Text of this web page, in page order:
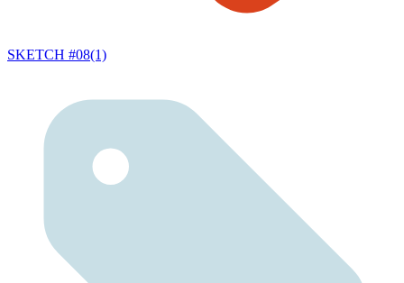
SKETCH #08(1)